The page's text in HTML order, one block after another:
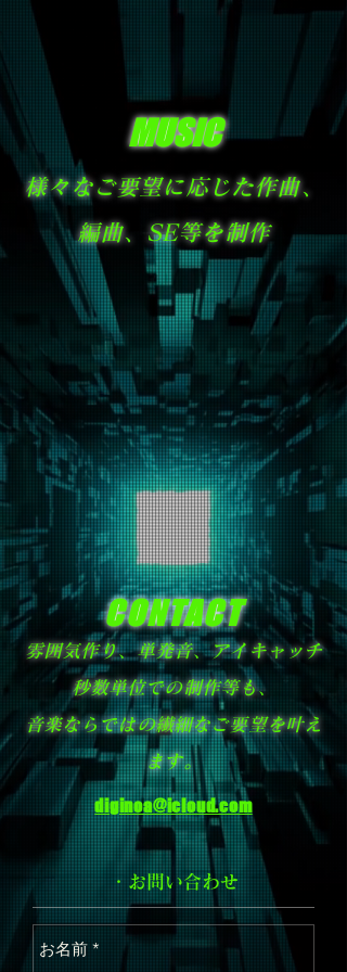
MUSIC
様々なご要望に応じた作曲、
編曲、SE等を制作
CONTACT
雰囲気作り、単発音、アイキャッチ
秒数単位での制作等も、
音楽ならではの繊細なご要望を叶え
ます。
diginoa@icloud.com
・お問い合わせ